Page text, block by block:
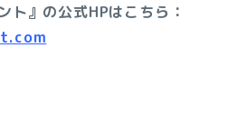
ト』の公式HPはこちら：